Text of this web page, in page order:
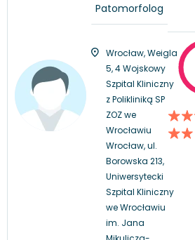
Patomorfolog
Wrocław, Weigla
5, 4 Wojskowy
Szpital Kliniczny
z Polikliniką SP
ZOZ we
Wrocławiu
Wrocław, ul.
Borowska 213,
Uniwersytecki
Szpital Kliniczny
we Wrocławiu
im. Jana